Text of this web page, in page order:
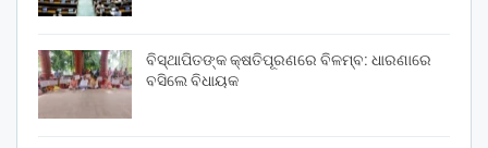
ବିସ୍ଥାପିତଙ୍କ କ୍ଷତିପୂରଣରେ ବିଳମ୍ବ: ଧାରଣାରେ
ବସିଲେ ବିଧାୟକ